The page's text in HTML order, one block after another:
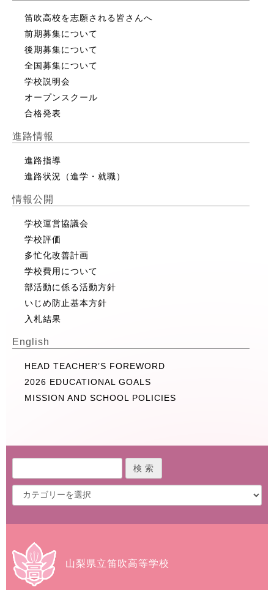
笛吹高校を志願される皆さんへ
前期募集について
後期募集について
全国募集について
学校説明会
オープンスクール
合格発表
進路情報
進路指導
進路状況（進学・就職）
情報公開
学校運営協議会
学校評価
多忙化改善計画
学校費用について
部活動に係る活動方針
いじめ防止基本方針
入札結果
English
HEAD TEACHER’S FOREWORD
2026 EDUCATIONAL GOALS
MISSION AND SCHOOL POLICIES
山梨県立笛吹高等学校